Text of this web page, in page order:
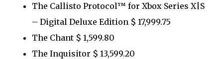
The Callisto Protocol™ for Xbox Series X|S
– Digital Deluxe Edition $ 17,999.75
The Chant $ 1,599.80
The Inquisitor $ 13,599.20